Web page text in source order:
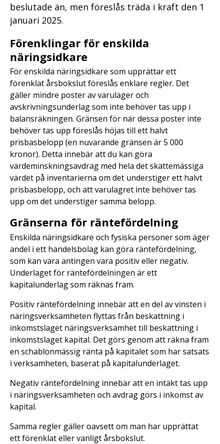
beslutade än, men föreslås träda i kraft den 1
januari 2025.
Förenklingar för enskilda
näringsidkare
För enskilda näringsidkare som upprättar ett
förenklat årsbokslut föreslås enklare regler. Det
gäller mindre poster av varulager och
avskrivningsunderlag som inte behöver tas upp i
balansräkningen. Gränsen för när dessa poster inte
behöver tas upp föreslås höjas till ett halvt
prisbasbelopp (en nuvarande gränsen är 5 000
kronor). Detta innebär att du kan göra
värdeminskningsavdrag med hela det skattemässiga
värdet på inventarierna om det understiger ett halvt
prisbasbelopp, och att varulagret inte behöver tas
upp om det understiger samma belopp.
Gränserna för räntefördelning
Enskilda näringsidkare och fysiska personer som äger
andel i ett handelsbolag kan göra räntefördelning,
som kan vara antingen vara positiv eller negativ.
Underlaget för räntefördelningen är ett
kapitalunderlag som räknas fram.
Positiv räntefördelning innebär att en del av vinsten i
näringsverksamheten flyttas från beskattning i
inkomstslaget näringsverksamhet till beskattning i
inkomstslaget kapital. Det görs genom att räkna fram
en schablonmässig ränta på kapitalet som har satsats
i verksamheten, baserat på kapitalunderlaget.
Negativ räntefördelning innebär att en intäkt tas upp
i näringsverksamheten och avdrag görs i inkomst av
kapital.
Samma regler gäller oavsett om man har upprättat
ett förenklat eller vanligt årsbokslut.